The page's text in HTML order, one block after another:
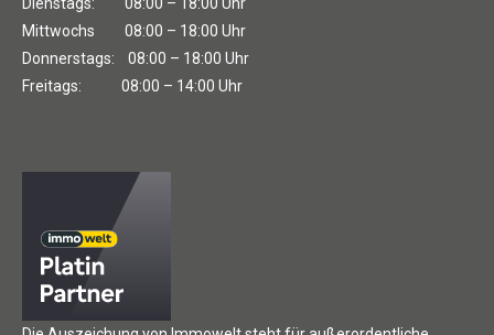
Dienstags: 08:00 – 18:00 Uhr
Mittwochs 08:00 – 18:00 Uhr
Donnerstags: 08:00 – 18:00 Uhr
Freitags: 08:00 – 14:00 Uhr